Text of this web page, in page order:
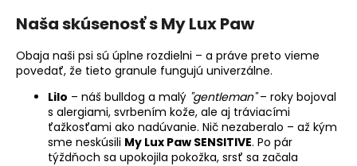
Naša skúsenosť s My Lux Paw
Obaja naši psi sú úplne rozdielni – a práve preto vieme
povedať, že tieto granule fungujú univerzálne.
Lilo – náš bulldog a malý "gentleman"– roky bojoval
s alergiami, svrbením kože, ale aj tráviacími
ťažkosťami ako nadúvanie. Nič nezaberalo – až kým
sme neskúsili My Lux Paw SENSITIVE. Po pár
týždňoch sa upokojila pokožka, srsť sa začala
d
o
r